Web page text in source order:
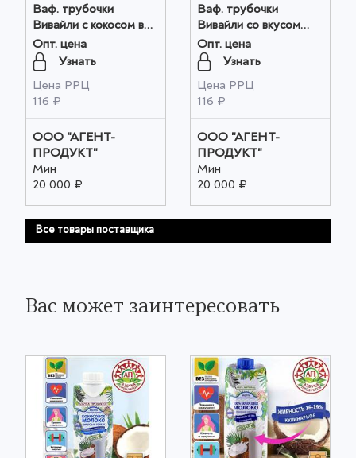
Ваф. трубочки
Вивайли с кокосом в
мол. глазури 95г
оптом
Опт. цена
Узнать
Цена РРЦ
116 ₽
ООО "АГЕНТ-
ПРОДУКТ"
Мин
20 000 ₽
Ваф. трубочки
Вивайли со вкусом
пломбира в мол.
глазури 95г оптом
Опт. цена
Узнать
Цена РРЦ
116 ₽
ООО "АГЕНТ-
ПРОДУКТ"
Мин
20 000 ₽
Все товары поставщика
Вас может заинтересовать